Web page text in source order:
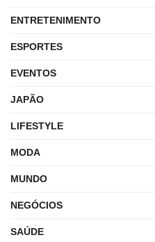
ENTRETENIMENTO
ESPORTES
EVENTOS
JAPÃO
LIFESTYLE
MODA
MUNDO
NEGÓCIOS
SAÚDE